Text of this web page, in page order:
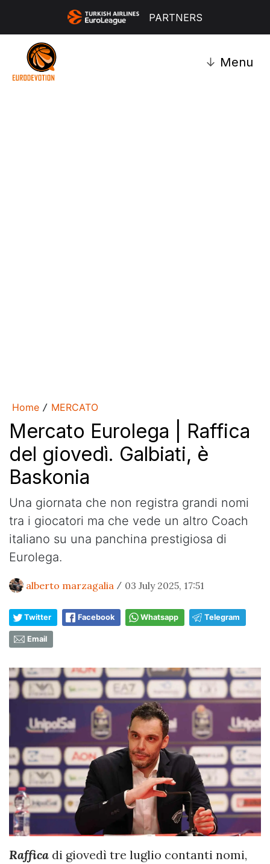
PARTNERS
↓ Menu
Home / MERCATO
Mercato Eurolega | Raffica
del giovedì. Galbiati, è
Baskonia
Una giornata che non registra grandi nomi
tra i giocatori ma che vede un altro Coach
italiano su una panchina prestigiosa di
Eurolega.
alberto marzagalia / 03 July 2025, 17:51
Twitter Facebook Whatsapp Telegram
Email
Raffica di giovedì tre luglio contanti nomi,